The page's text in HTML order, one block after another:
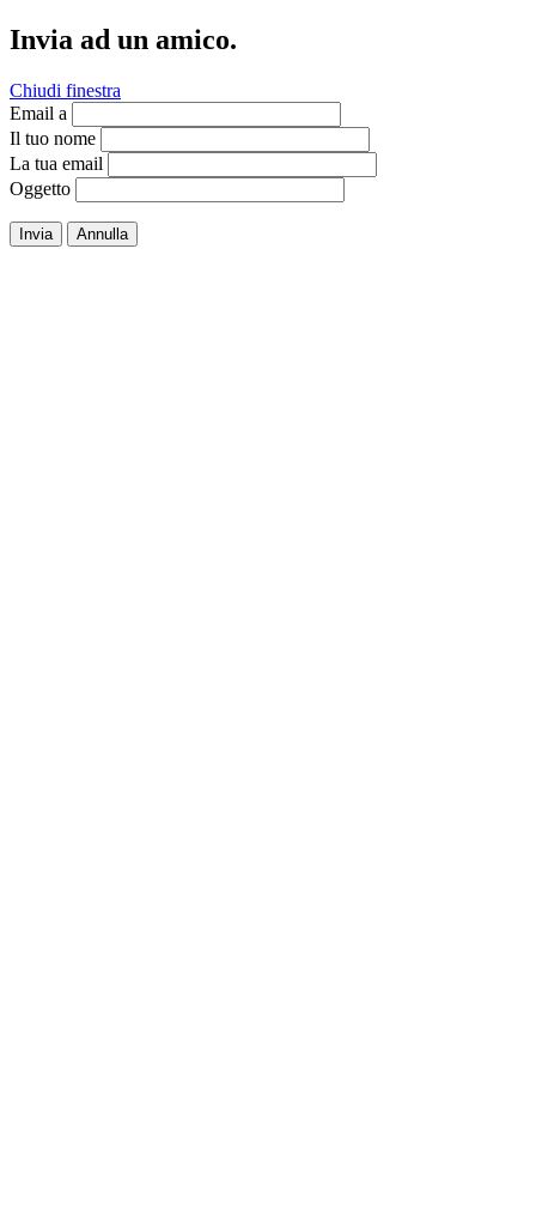
Invia ad un amico.
Chiudi finestra
Email a
Il tuo nome
La tua email
Oggetto
Invia Annulla